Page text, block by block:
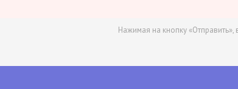
Нажимая на кнопку «Отправить»,